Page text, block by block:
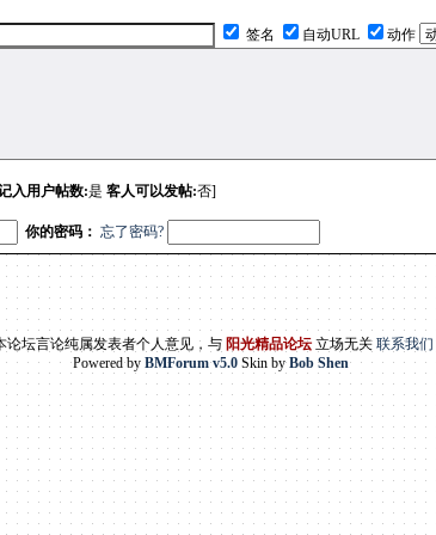
签名 自动URL 动作
入用户帖数:是 客人可以发帖:否]
你的密码： 忘了密码?
论坛言论纯属发表者个人意见，与 阳光精品论坛 立场无关 联系我们
Powered by BMForum v5.0 Skin byBob Shen